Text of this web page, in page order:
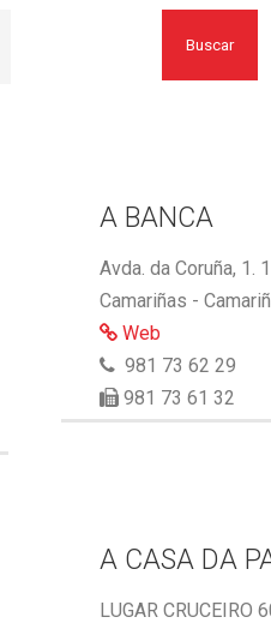
Buscar
A BANCA
Avda. da Coruña, 1.
Camariñas -
Web
981 73 62 29
981 73 61 32
A CASA DA
LUGAR CRUCEIRO